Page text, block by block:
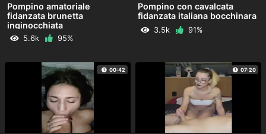
Pompino amatoriale
fidanzata brunetta
inginocchiata
5.6k 95%
Pompino con cavalcata
fidanzata italiana bocchinara
3.5k 91%
00:42 07:20